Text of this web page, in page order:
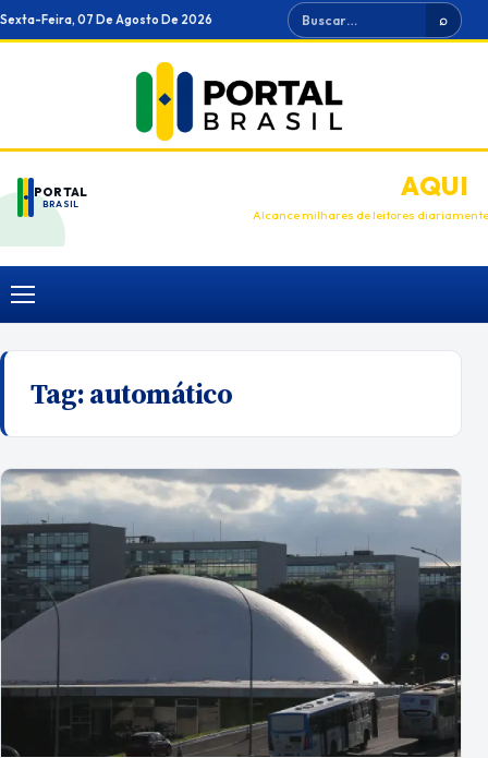
Ir
para
Sexta-Feira, 07 De Agosto De 2026 Buscar ⌕
PORTAL
BRASIL
ANUNCIEAQUI
Alcance milhares de leitores diariamente
Menu
Tag:automático